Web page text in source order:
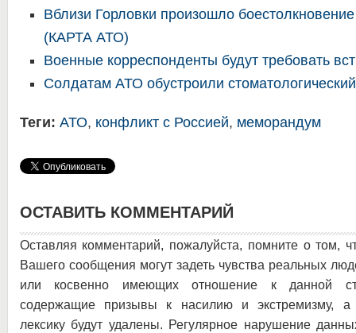
Вблизи Горловки произошло
(КАРТА АТО)
Военные корреспонденты будут требовать
Солдатам АТО обустроили
Теги: АТО, конфликт с Россией, меморандум
ОСТАВИТЬ КОММЕНТАРИЙ
Оставляя комментарий, пожалуйста, помните о том,
Вашего сообщения могут задеть чувства реальных
или косвенно имеющих отношение к данной
содержащие призывы к насилию и экстремизму, а
лексику будут удалены. Регулярное нарушение